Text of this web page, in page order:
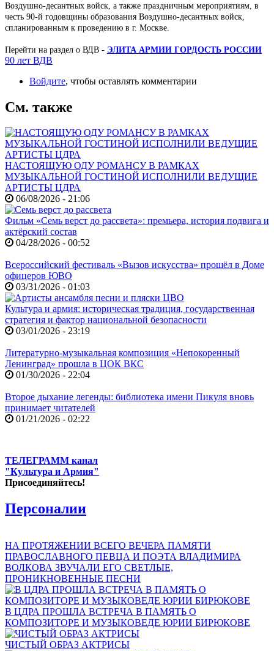
Воздушно-десантных войск, а также праздничным мероприятиям, в
честь 90-й годовщины образования Воздушно-десантных войск,
спланированным к проведению в г. Москве.
Перейти на раздел о ВДВ - ЭЛИТА АРМИИ ГОРДОСТЬ РОССИИ
90 лет ВДВ
Войдите, чтобы оставлять комментарии
См. также
НАСТОЯЩУЮ ОДУ РОМАНСУ В РАМКАХ
МУЗЫКАЛЬНОЙ ГОСТИНОЙ ИСПОЛНИЛИ ВЕДУЩИЕ
АРТИСТЫ ЦДРА
06/08/2026 - 21:06
Фильм «Семь верст до рассвета»: премьера, история подвига и
актёрский состав
04/28/2026 - 00:52
Всероссийский фестиваль «Вызов искусства» прошёл в Доме
офицеров ЮВО
03/31/2026 - 01:03
Культура и армия: историческая традиция, государственная
стратегия и фактор национальной безопасности
03/01/2026 - 23:19
Литературно-музыкальная композиция «Непокоренный
Ленинград» прошла в ЦОК ВКС
01/30/2026 - 22:04
Второе дыхание легенды: библиотека имени Пикуля вновь
принимает читателей
01/21/2026 - 02:22
ТЕЛЕГРАММ канал
"Культура и Армия"
Присоединяйтесь!
Персоналии
НА ПРОТЯЖЕНИИ ВСЕГО ВЕЧЕРА ПАМЯТИ
ПРАВОСЛАВНОГО ПЕВЦА И ПОЭТА ВЛАДИМИРА
ВОЛКОВА ЗВУЧАЛИ ЕГО СВЕТЛЫЕ,
ПРОНИКНОВЕННЫЕ ПЕСНИ
В ЦДРА ПРОШЛА ВСТРЕЧА В ПАМЯТЬ О
КОМПОЗИТОРЕ И МУЗЫКОВЕДЕ ЮРИИ БИРЮКОВЕ
ЧИСТЫЙ ОБРАЗ АКТРИСЫ